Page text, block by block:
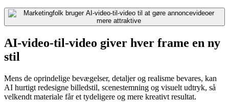
AI-video-til-video giver hver frame en ny
stil
Mens de oprindelige bevægelser, detaljer og realisme bevares, kan
AI hurtigt redesigne billedstil, scenestemning og visuelt udtryk, så
velkendt materiale får et tydeligere og mere kreativt resultat.